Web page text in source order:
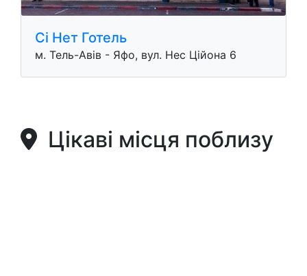
Сі Нет Готель
м. Тель-Авів - Яфо, вул. Нес Ційона 6
Цікаві місця поблизу